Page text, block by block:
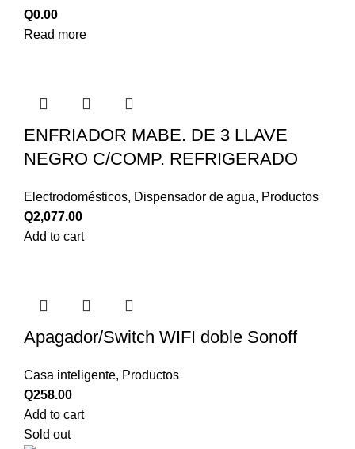
Q0.00
Read more
ENFRIADOR MABE. DE 3 LLAVE
NEGRO C/COMP. REFRIGERADO
Electrodomésticos, Dispensador de agua, Productos
Q2,077.00
Add to cart
Apagador/Switch WIFI doble Sonoff
Casa inteligente, Productos
Q258.00
Add to cart
Sold out